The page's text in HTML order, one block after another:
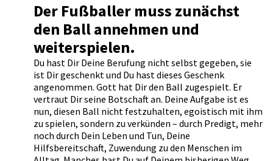
Der Fußballer muss zunächst
den Ball annehmen und
weiterspielen.
Du hast Dir Deine Berufung nicht selbst gegeben, sie
ist Dir geschenkt und Du hast dieses Geschenk
angenommen. Gott hat Dir den Ball zugespielt. Er
vertraut Dir seine Botschaft an. Deine Aufgabe ist es
nun, diesen Ball nicht festzuhalten, egoistisch mit ihm
zu spielen, sondern zu verkünden – durch Predigt, mehr
noch durch Dein Leben und Tun, Deine
Hilfsbereitschaft, Zuwendung zu den Menschen im